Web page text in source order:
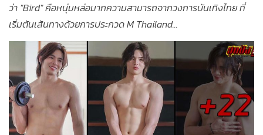
ว่า "Bird" คือหนุ่มหล่อมากความสามารถจากวงการบันเทิงไทย ที่
เริ่มต้นเส้นทางด้วยการประกวด M Thailand...